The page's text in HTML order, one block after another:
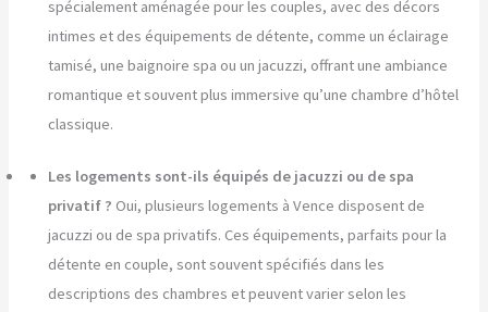
spécialement aménagée pour les couples, avec des décors
intimes et des équipements de détente, comme un éclairage
tamisé, une baignoire spa ou un jacuzzi, offrant une ambiance
romantique et souvent plus immersive qu’une chambre d’hôtel
classique.
Les logements sont-ils équipés de jacuzzi ou de spa
privatif ? Oui, plusieurs logements à Vence disposent de
jacuzzi ou de spa privatifs. Ces équipements, parfaits pour la
détente en couple, sont souvent spécifiés dans les
descriptions des chambres et peuvent varier selon les